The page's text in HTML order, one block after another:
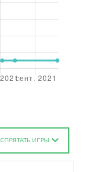
СПРЯТАТЬ ИГРЫ